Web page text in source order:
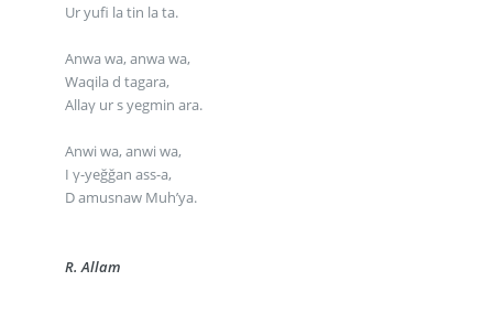
Ur yufi la tin la ta.
Anwa wa, anwa wa,
Waqila d tagara,
Allaγ ur s yegmin ara.
Anwi wa, anwi wa,
I γ-yeğğan ass-a,
D amusnaw Muh’ya.
R. Allam